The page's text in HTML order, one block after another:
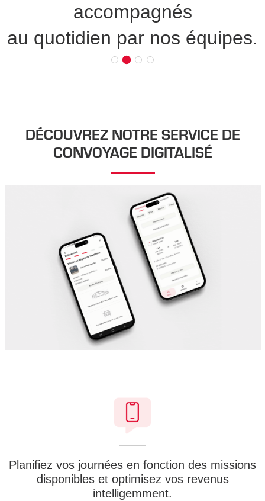
accompagnés
au quotidien par nos équipes.
DÉCOUVREZ NOTRE SERVICE DE
CONVOYAGE DIGITALISÉ
Planifiez vos journées en fonction des missions
disponibles et optimisez vos revenus
intelligemment.